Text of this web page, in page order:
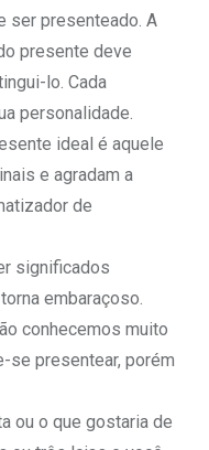
ser presenteado. A
presente deve
lo. Cada
personalidade.
ideal é aquele
e agradam a
de
significados
embaraçoso.
conhecemos muito
se presentear, porém
ou o que gostaria de